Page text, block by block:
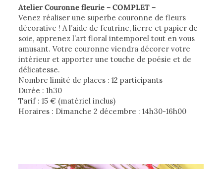
Atelier Couronne fleurie – COMPLET –
Venez réaliser une superbe couronne de fleurs
décorative ! A l’aide de feutrine, lierre et papier de
soie, apprenez l’art floral intemporel tout en vous
amusant. Votre couronne viendra décorer votre
intérieur et apporter une touche de poésie et de
délicatesse.
Nombre limité de places : 12 participants
Durée : 1h30
Tarif : 15 ­€ (matériel inclus)
Horaires : Dimanche 2 décembre : 14h30-16h00